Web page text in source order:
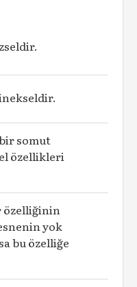
somut
özellikleri
özelliğinin
yok
bu özelliğe